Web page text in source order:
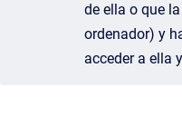
de ella o que
ordenador) y
acceder a ella